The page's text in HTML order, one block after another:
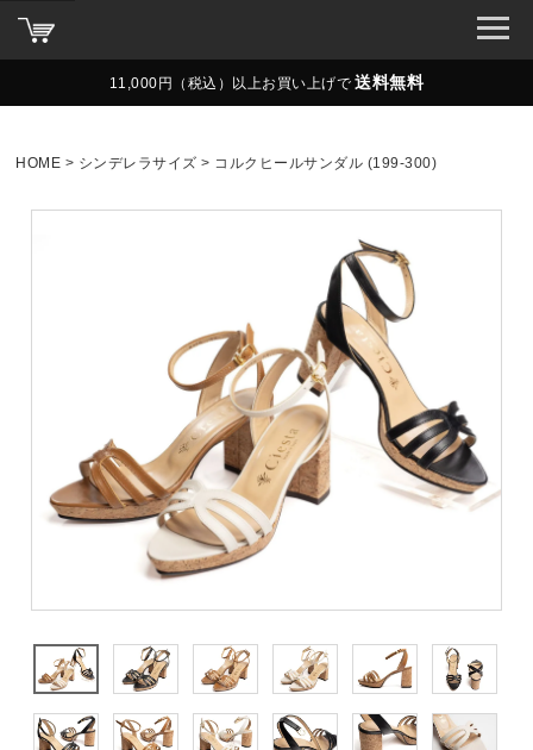
11,000円（税込）以上お買い上げで 送料無料
HOME シンデレラサイズ コルクヒールサンダル (199-300)